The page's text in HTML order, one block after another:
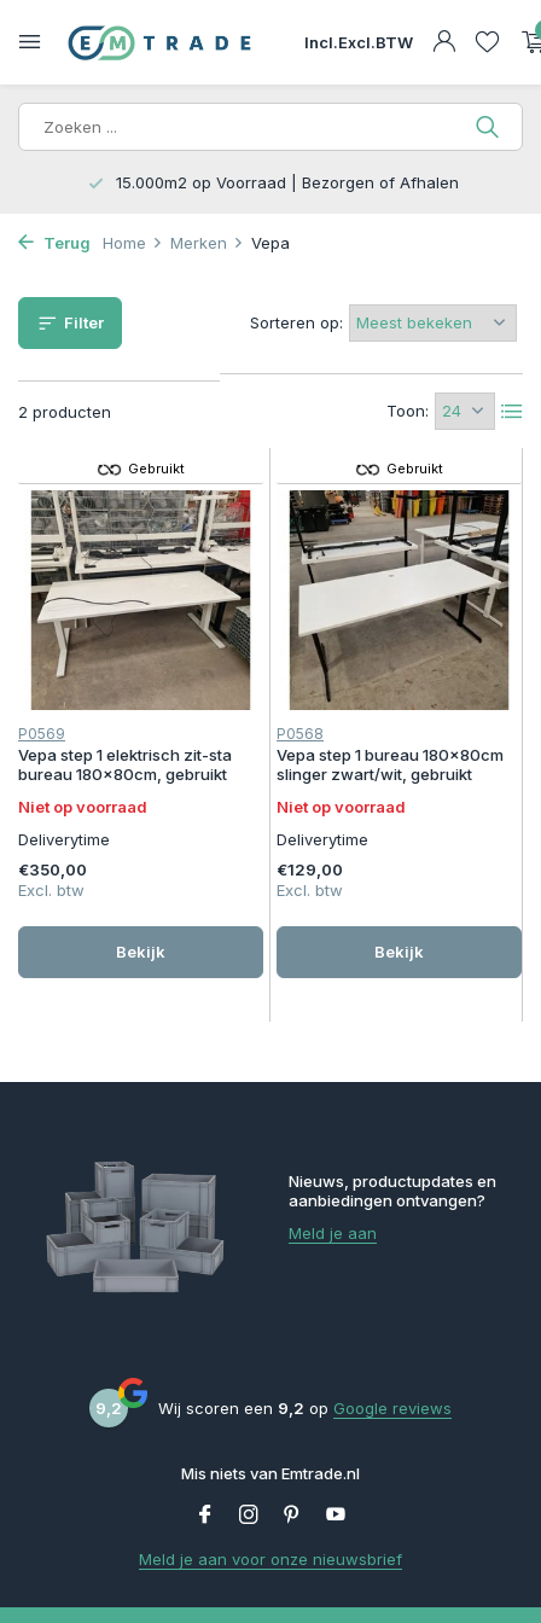
Incl.Excl.BTW
15.000m2 op Voorraad | Bezorgen of Afhalen
Terug Home Merken Vepa
Filter
2 producten Toon:
Sorteren op:
Gebruikt
P0569
Vepa step 1 elektrisch zit-sta
bureau 180x80cm, gebruikt
Niet op voorraad
Deliverytime
€350,00
Excl. btw
Bekijk
Gebruikt
P0568
Vepa step 1 bureau 180x80cm
slinger zwart/wit, gebruikt
Niet op voorraad
Deliverytime
€129,00
Excl. btw
Bekijk
Nieuws, productupdates en
aanbiedingen ontvangen?
Meld je aan
9,2 Wij scoren een 9,2 op Google reviews
Mis niets van Emtrade.nl
Meld je aan voor onze nieuwsbrief